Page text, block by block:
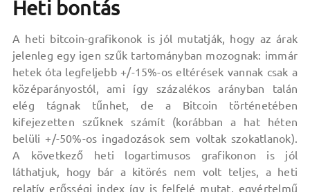
Heti bontás
A heti bitcoin-grafikonok is jól mutatják, hogy az árak
jelenleg egy igen szűk tartományban mozognak: immár
hetek óta legfeljebb +/-15%-os eltérések vannak csak a
középarányostól, ami így százalékos arányban talán
elég tágnak tűnhet, de a Bitcoin történetében
kifejezetten szűknek számít (korábban a hat héten
belüli +/-50%-os ingadozások sem voltak szokatlanok).
A következő heti logartimusos grafikonon is jól
láthatjuk, hogy bár a kitörés nem volt teljes, a heti
relatív erősségi index így is felfelé mutat, egyértelmű